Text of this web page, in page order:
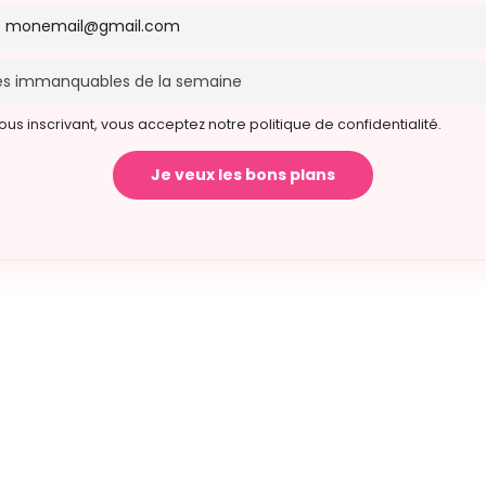
inscrivant, vous acceptez notre politique de confidentialité.